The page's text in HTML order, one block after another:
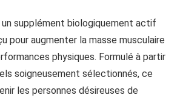
supplément biologiquement actif
pour augmenter la masse musculaire
physiques. Formulé à partir
soigneusement sélectionnés, ce
les personnes désireuses de